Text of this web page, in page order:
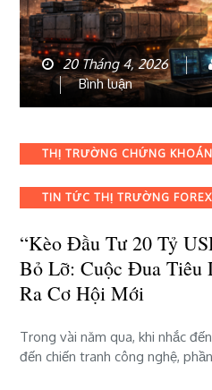
20 Tháng 4, 2026
Bình luậnbài
viết
đầu
tư
tỷ
mà
nhiều
người
bỏ
Cuộc
đua
Categories
THỊ TRƯỜNG CHỨNG
TIN TỨC THỊ TRƯỜNG FOREX
“Kèo Đầu Tư 20 Tỷ
Bỏ Lỡ: Cuộc Đua Tiêu
Ra Cơ Hội Mới
Trong vài năm qua, khi nhắc
đến chiến tranh công nghệ,